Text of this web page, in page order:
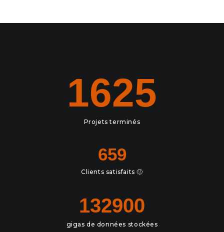
1625
Projets terminés
659
Clients satisfaits 🙂
132900
gigas de données stockées